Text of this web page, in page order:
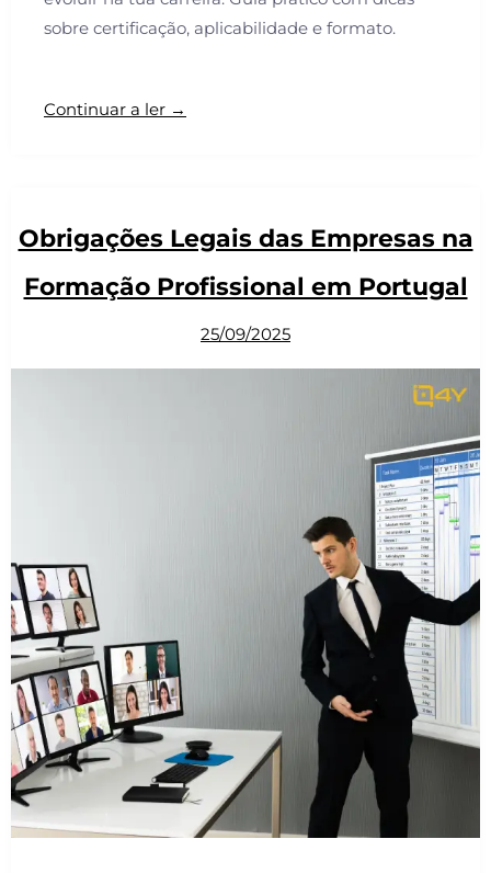
sobre certificação, aplicabilidade e formato.
Continuar a ler →
Obrigações Legais das Empresas na
Formação Profissional em Portugal
25/09/2025